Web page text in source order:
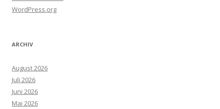
WordPress.org
ARCHIV
August 2026
Juli 2026
Juni 2026
Mai 2026